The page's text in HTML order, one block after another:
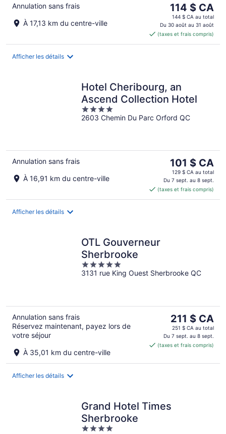
Annulation sans frais
À 17,13 km du centre-ville
Le
prix
est
de 114 $ CA
par
114 $ CA
144 $ CA au total
Du 30 août au 31 août
(taxes et frais compris)
Afficher les détails
Hotel Cheribourg, an
Ascend Collection Hotel
4
out
2603 Chemin Du Parc Orford QC
Annulation sans frais
À 16,91 km du centre-ville
Le
prix
est
de 101 $ CA
par
101 $ CA
129 $ CA au total
Du 7 sept. au 8 sept.
(taxes et frais compris)
Afficher les détails
OTL Gouverneur
Sherbrooke
5
out
3131 rue King Ouest Sherbrooke QC
Annulation sans frais
Réservez maintenant, payez lors de
votre séjour
À 35,01 km du centre-ville
Le
prix
est
de 211 $ CA
211 $ CA
251 $ CA au total
Du 7 sept. au 8 sept.
(taxes et frais compris)
Afficher les détails
Grand Hotel Times
Sherbrooke
4